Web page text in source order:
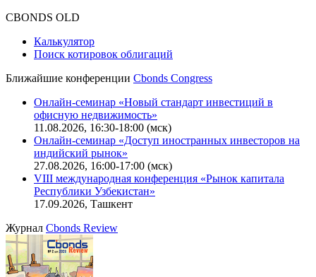
CBONDS OLD
Калькулятор
Поиск котировок облигаций
Ближайшие конференции Cbonds Congress
Онлайн-семинар «Новый стандарт инвестиций в
офисную недвижимость»
11.08.2026, 16:30-18:00 (мск)
Онлайн-семинар «Доступ иностранных инвесторов на
индийский рынок»
27.08.2026, 16:00-17:00 (мск)
VIII международная конференция «Рынок капитала
Республики Узбекистан»
17.09.2026, Ташкент
Журнал Cbonds Review